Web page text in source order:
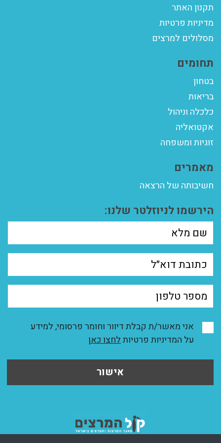
תקנון האתר
מדיניות פרטיות
מסלולים למרצים
תחומים
בטחון
בריאות
כלכלה וניהול
אקטואליה
זוגיות ומשפחה
מאמרים
חשיבותה של הרצאה
הירשמו לניוזלטר שלנו:
אני מאשר/ת קבלת דיוור וחומר פרסומי, למידע
על המדיניות פרטיותלחצו כאן
אישור